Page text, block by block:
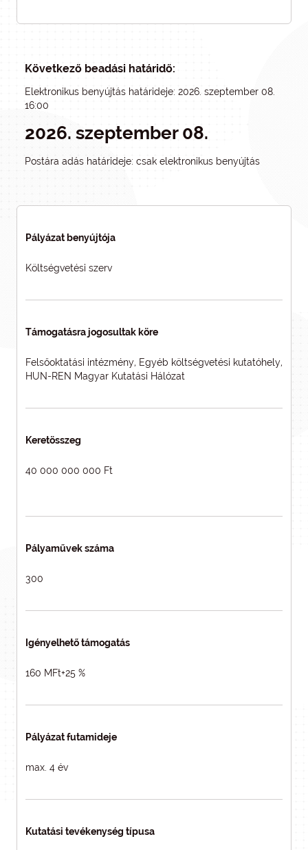
Következő beadási határidő:
Elektronikus benyújtás határideje: 2026. szeptember 08.
16:00
2026. szeptember 08.
Postára adás határideje: csak elektronikus benyújtás
Pályázat benyújtója
Költségvetési szerv
Támogatásra jogosultak köre
Felsőoktatási intézmény, Egyéb költségvetési kutatóhely,
HUN-REN Magyar Kutatási Hálózat
Keretösszeg
40 000 000 000 Ft
Pályaművek száma
300
Igényelhető támogatás
160 MFt+25 %
Pályázat futamideje
max. 4 év
Kutatási tevékenység típusa